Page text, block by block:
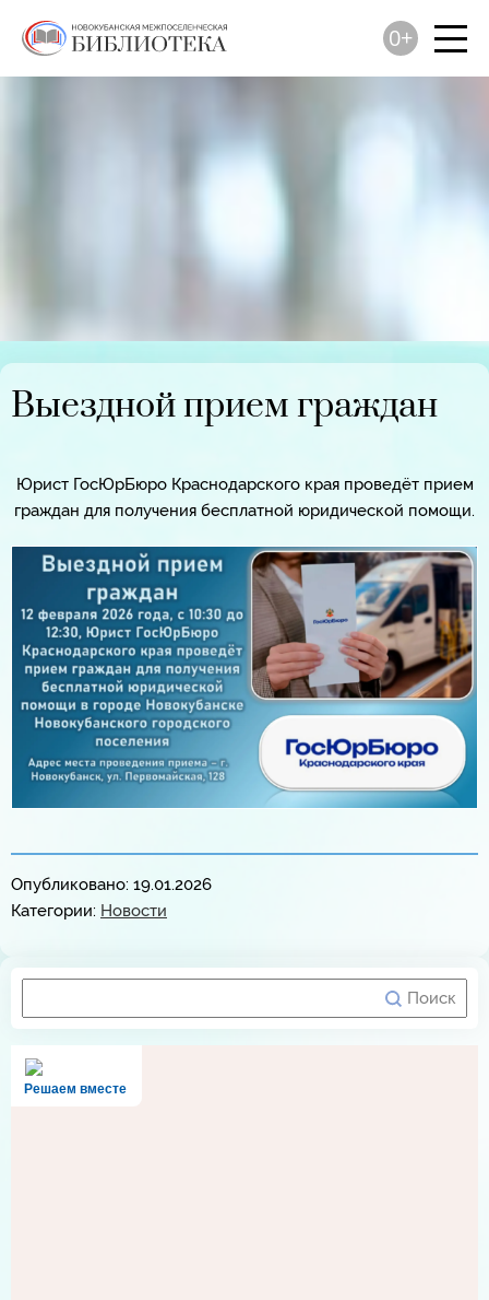
0+
Выездной прием граждан
Юрист ГосЮрБюро Краснодарского края проведёт прием
граждан для получения бесплатной юридической помощи.
Опубликовано: 19.01.2026
Категории: Новости
Решаем вместе